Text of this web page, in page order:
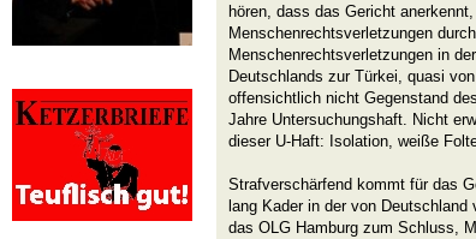
hören, dass das Gericht
Menschenrechtsverletzungen
Menschenrechtsverletzungen in
Deutschlands zur Türkei, quasi
offensichtlich nicht Gegenstand
Jahre Untersuchungshaft. Nicht
dieser U-Haft: Isolation, weiße
Strafverschärfend kommt für das
lang Kader in der von
das OLG Hamburg zum Schluss,